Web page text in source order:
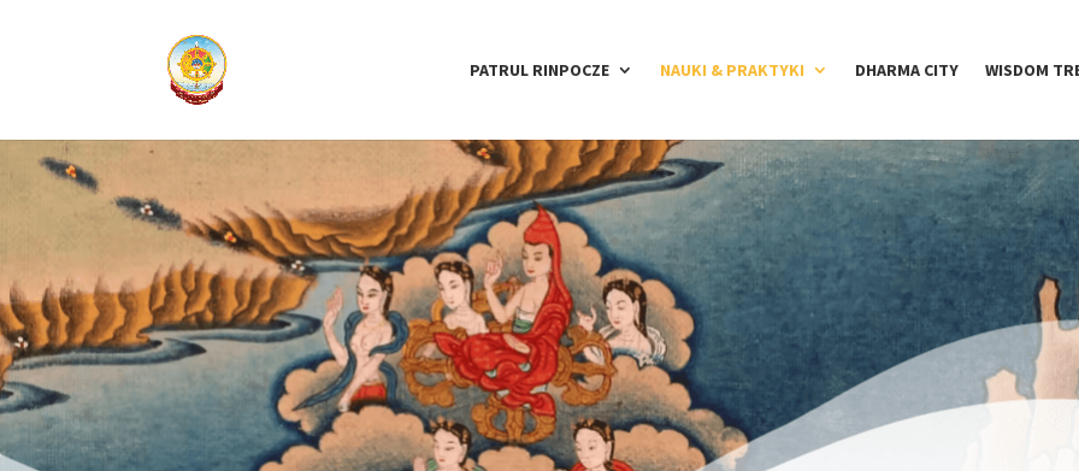
PATRUL RINPOCZE NAUKI & PRAKTYKI DHARMA CITY WISDOM